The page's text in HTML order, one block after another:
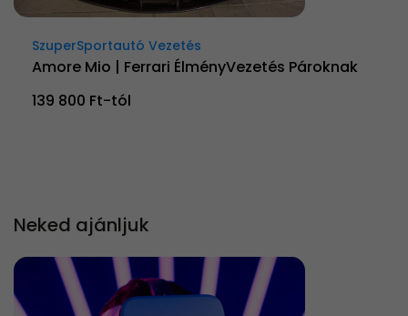
SzuperSportautó Vezetés
Amore Mio | Ferrari ÉlményVezetés Pároknak
139 800 Ft-tól
Neked ajánljuk